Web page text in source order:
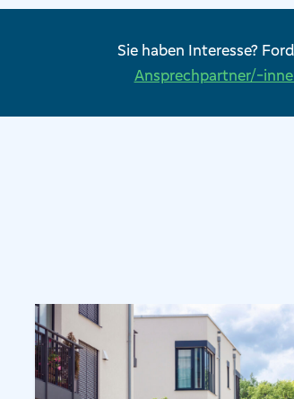
Sie haben Interesse?
Ansprechpartner/-